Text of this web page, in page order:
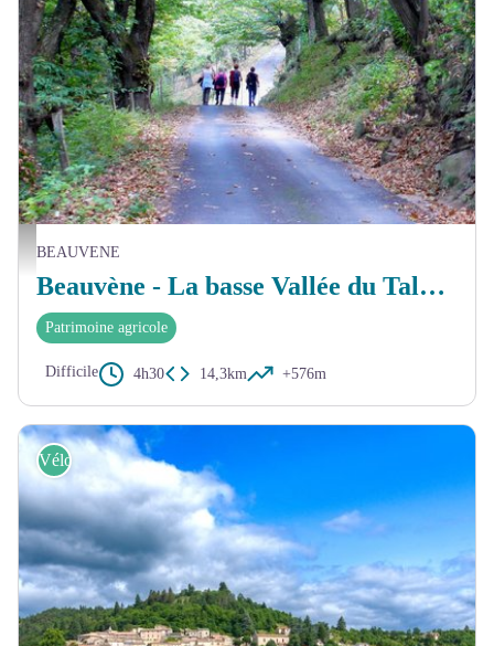
Randonnée à Beauvène - © François Lemaître
BEAUVENE
Beauvène - La basse Vallée du Talaron
Patrimoine agricole
Difficile 4h30 14,3km +576m
Vélo